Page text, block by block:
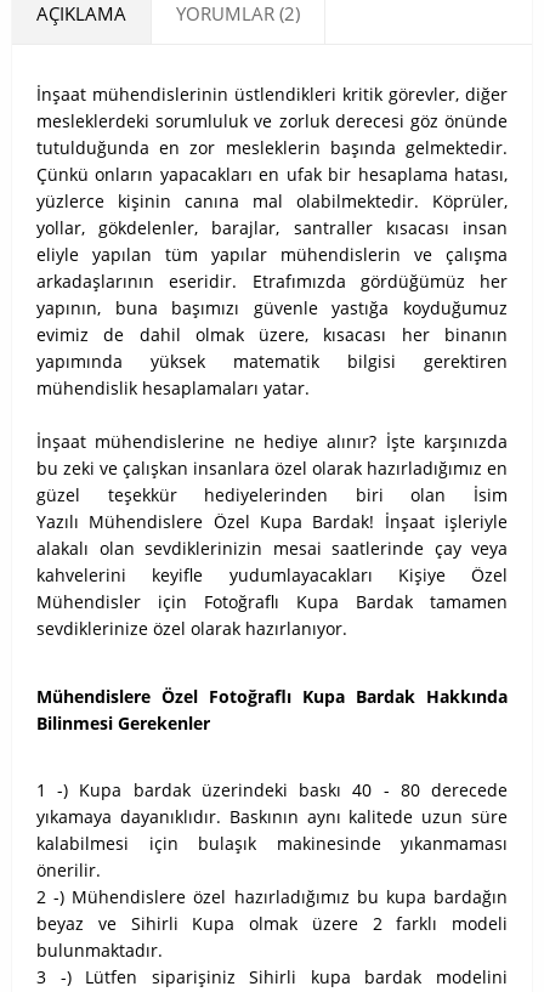
AÇIKLAMA YORUMLAR (2)
İnşaat mühendislerinin üstlendikleri kritik görevler, diğer
mesleklerdeki sorumluluk ve zorluk derecesi göz önünde
tutulduğunda en zor mesleklerin başında gelmektedir.
Çünkü onların yapacakları en ufak bir hesaplama hatası,
yüzlerce kişinin canına mal olabilmektedir. Köprüler,
yollar, gökdelenler, barajlar, santraller kısacası insan
eliyle yapılan tüm yapılar mühendislerin ve çalışma
arkadaşlarının eseridir. Etrafımızda gördüğümüz her
yapının, buna başımızı güvenle yastığa koyduğumuz
evimiz de dahil olmak üzere, kısacası her binanın
yapımında yüksek matematik bilgisi gerektiren
mühendislik hesaplamaları yatar.
İnşaat mühendislerine ne hediye alınır? İşte karşınızda
bu zeki ve çalışkan insanlara özel olarak hazırladığımız en
güzel teşekkür hediyelerinden biri olan İsim
Yazılı Mühendislere Özel Kupa Bardak! İnşaat işleriyle
alakalı olan sevdiklerinizin mesai saatlerinde çay veya
kahvelerini keyifle yudumlayacakları Kişiye Özel
Mühendisler için Fotoğraflı Kupa Bardak tamamen
sevdiklerinize özel olarak hazırlanıyor.
Mühendislere Özel Fotoğraflı Kupa Bardak Hakkında
Bilinmesi Gerekenler
1 -) Kupa bardak üzerindeki baskı 40 - 80 derecede
yıkamaya dayanıklıdır. Baskının aynı kalitede uzun süre
kalabilmesi için bulaşık makinesinde yıkanmaması
önerilir.
2 -) Mühendislere özel hazırladığımız bu kupa bardağın
beyaz ve Sihirli Kupa olmak üzere 2 farklı modeli
bulunmaktadır.
3 -) Lütfen siparişiniz Sihirli kupa bardak modelini